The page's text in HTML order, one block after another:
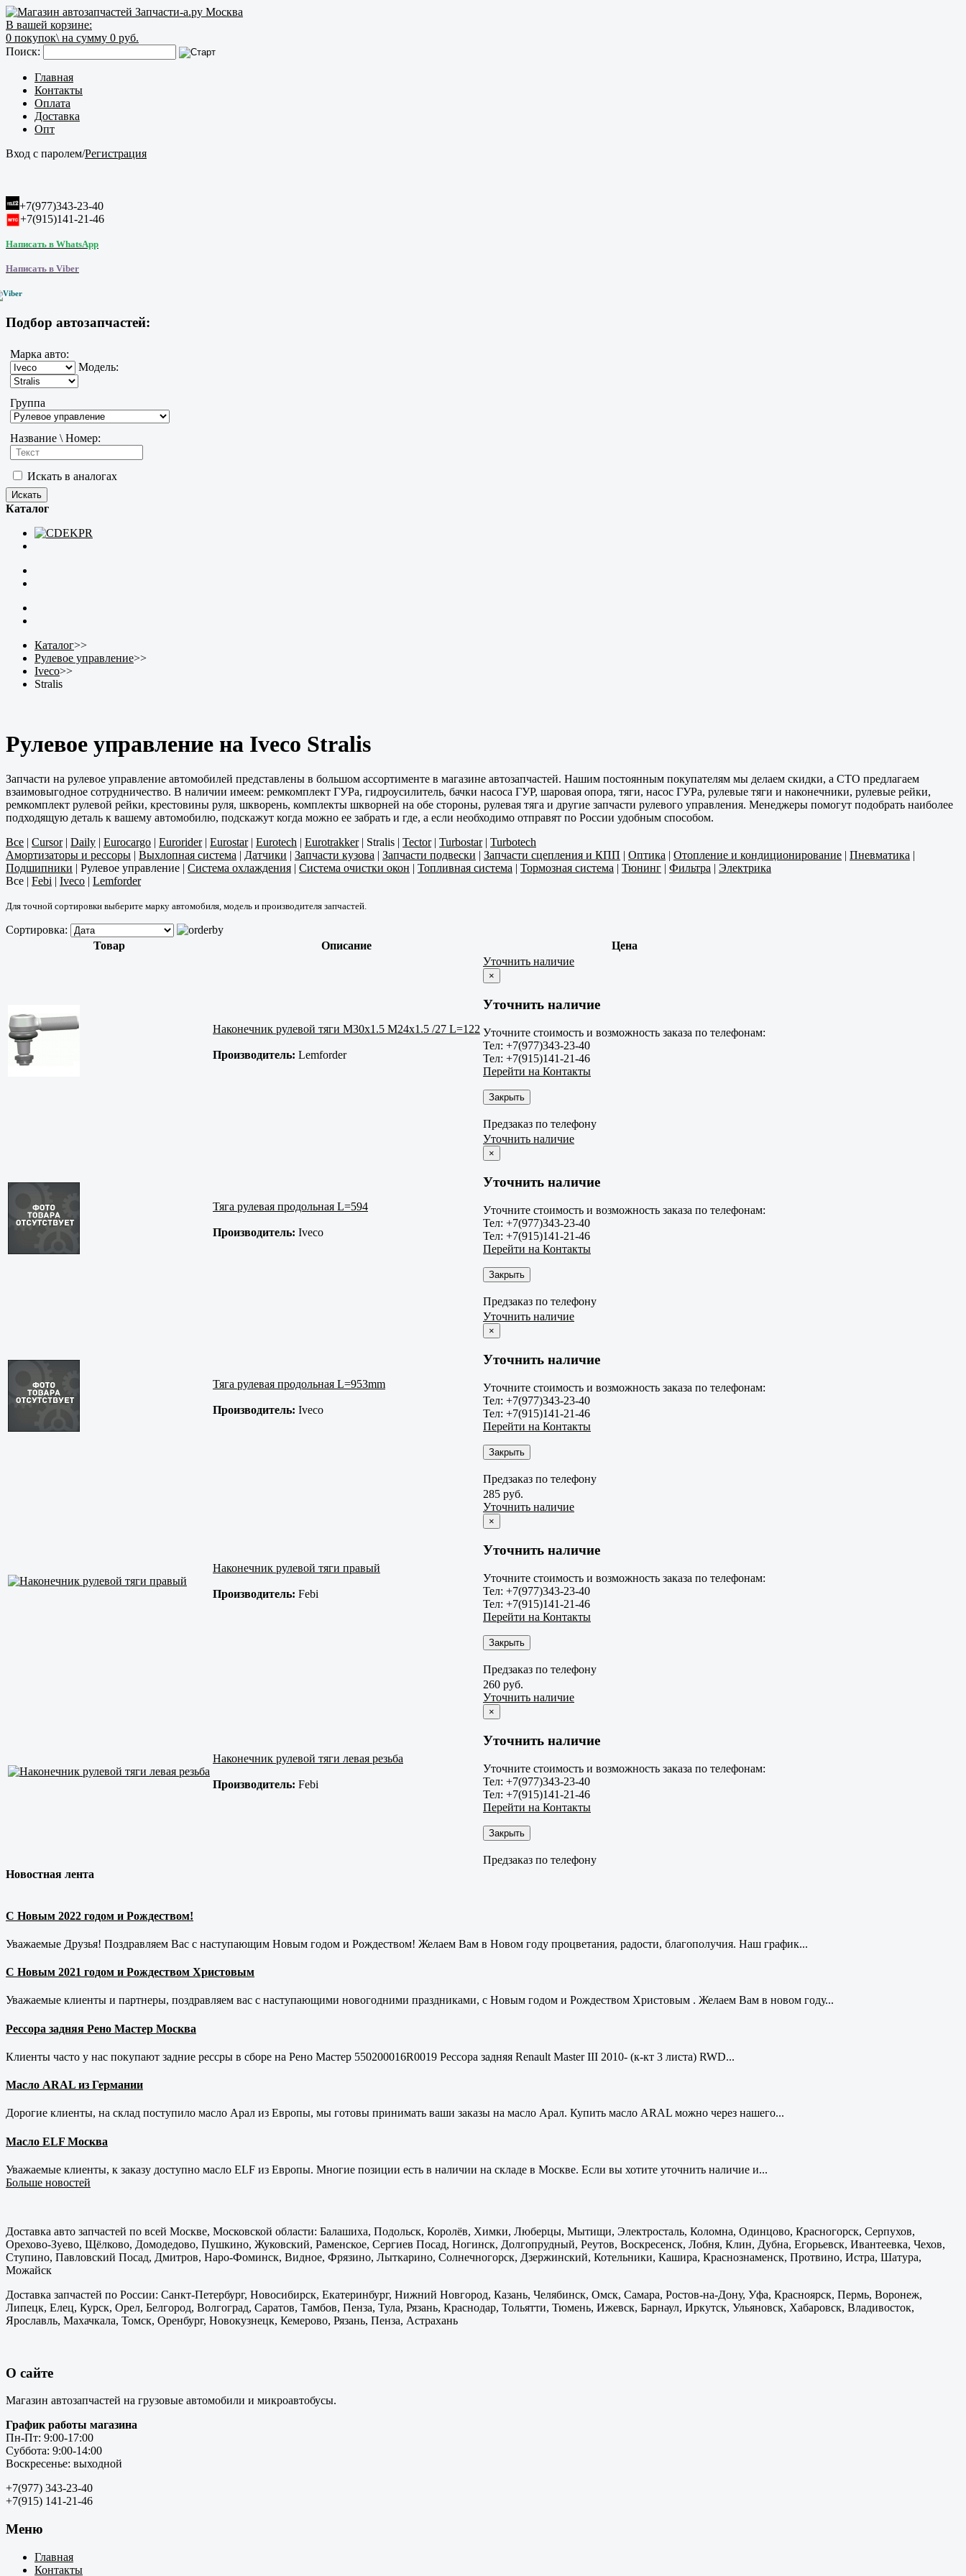
В вашей корзине:
0 покупок\ на сумму 0 руб.
Поиск:
Главная
Контакты
Оплата
Доставка
Опт
Вход с паролем/Регистрация
+7(977)343-23-40
+7(915)141-21-46
Написать в WhatsApp
Написать в Viber
Подбор автозапчастей:
Марка авто:
Модель:
Группа
Название \ Номер:
Искать в аналогах
Каталог
Каталог>>
Рулевое управление>>
Iveco>>
Stralis
Рулевое управление на Iveco Stralis
Запчасти на рулевое управление автомобилей представлены в большом ассортименте в магазине автозапчастей. Нашим постоянным покупателям мы делаем скидки, а СТО предлагаем
взаимовыгодное сотрудничество. В наличии имеем: ремкомплект ГУРа, гидроусилитель, бачки насоса ГУР, шаровая опора, тяги, насос ГУРа, рулевые тяги и наконечники, рулевые рейки,
ремкомплект рулевой рейки, крестовины руля, шкворень, комплекты шкворней на обе стороны, рулевая тяга и другие запчасти рулевого управления. Менеджеры помогут подобрать наиболее
подходящую деталь к вашему автомобилю, подскажут когда можно ее забрать и где, а если необходимо отправят по России удобным способом.
Все | Cursor| Daily | Eurocargo | Eurorider| Eurostar| Eurotech | Eurotrakker| Stralis | Tector| Turbostar| Turbotech
Амортизаторы и рессоры | Выхлопная система | Датчики | Запчасти кузова | Запчасти подвески | Запчасти сцепления и КПП | Оптика | Отопление и кондиционирование | Пневматика |
Подшипники | Рулевое управление | Система охлаждения | Система очистки окон | Топливная система | Тормозная система | Тюнинг | Фильтра | Электрика
Все | Febi | Iveco | Lemforder
Для точной сортировки выберите марку автомобиля, модель и производителя запчастей.
Сортировка:
Товар
Описание Цена
Наконечник рулевой тяги M30x1.5 M24x1.5 /27 L=122
Производитель: Lemforder
Уточнить наличие
×
Уточнить наличие
Уточните стоимость и возможность заказа по телефонам:
Тел: +7(977)343-23-40
Тел: +7(915)141-21-46
Перейти на Контакты
Закрыть
Предзаказ по телефону
Тяга рулевая продольная L=594
Производитель: Iveco
Уточнить наличие
×
Уточнить наличие
Уточните стоимость и возможность заказа по телефонам:
Тел: +7(977)343-23-40
Тел: +7(915)141-21-46
Перейти на Контакты
Закрыть
Предзаказ по телефону
Тяга рулевая продольная L=953mm
Производитель: Iveco
Уточнить наличие
×
Уточнить наличие
Уточните стоимость и возможность заказа по телефонам:
Тел: +7(977)343-23-40
Тел: +7(915)141-21-46
Перейти на Контакты
Закрыть
Предзаказ по телефону
Наконечник рулевой тяги правый
Производитель: Febi
285 руб.
Уточнить наличие
×
Уточнить наличие
Уточните стоимость и возможность заказа по телефонам:
Тел: +7(977)343-23-40
Тел: +7(915)141-21-46
Перейти на Контакты
Закрыть
Предзаказ по телефону
Наконечник рулевой тяги левая резьба
Производитель: Febi
260 руб.
Уточнить наличие
×
Уточнить наличие
Уточните стоимость и возможность заказа по телефонам:
Тел: +7(977)343-23-40
Тел: +7(915)141-21-46
Перейти на Контакты
Закрыть
Предзаказ по телефону
Новостная лента
С Новым 2022 годом и Рождеством!
Уважаемые Друзья! Поздравляем Вас с наступающим Новым годом и Рождеством! Желаем Вам в Новом году процветания, радости, благополучия. Наш график...
С Новым 2021 годом и Рождеством Христовым
Уважаемые клиенты и партнеры, поздравляем вас с наступающими новогодними праздниками, с Новым годом и Рождеством Христовым . Желаем Вам в новом году...
Рессора задняя Рено Мастер Москва
Клиенты часто у нас покупают задние рессры в сборе на Рено Мастер 550200016R0019 Рессора задняя Renault Master III 2010- (к-кт 3 листа) RWD...
Масло ARAL из Германии
Дорогие клиенты, на склад поступило масло Арал из Европы, мы готовы принимать ваши заказы на масло Арал. Купить масло ARAL можно через нашего...
Масло ELF Москва
Уважаемые клиенты, к заказу доступно масло ELF из Европы. Многие позиции есть в наличии на складе в Москве. Если вы хотите уточнить наличие и...
Больше новостей
Доставка авто запчастей по всей Москве, Московской области: Балашиха, Подольск, Королёв, Химки, Люберцы, Мытищи, Электросталь, Коломна, Одинцово, Красногорск, Серпухов,
Орехово-Зуево, Щёлково, Домодедово, Пушкино, Жуковский, Раменское, Сергиев Посад, Ногинск, Долгопрудный, Реутов, Воскресенск, Лобня, Клин, Дубна, Егорьевск, Ивантеевка, Чехов,
Ступино, Павловский Посад, Дмитров, Наро-Фоминск, Видное, Фрязино, Лыткарино, Солнечногорск, Дзержинский, Котельники, Кашира, Краснознаменск, Протвино, Истра, Шатура,
Можайск
Доставка запчастей по России: Санкт-Петербург, Новосибирск, Екатеринбург, Нижний Новгород, Казань, Челябинск, Омск, Самара, Ростов-на-Дону, Уфа, Красноярск, Пермь, Воронеж,
Липецк, Елец, Курск, Орел, Белгород, Волгоград, Саратов, Тамбов, Пенза, Тула, Рязань, Краснодар, Тольятти, Тюмень, Ижевск, Барнаул, Иркутск, Ульяновск, Хабаровск, Владивосток,
Ярославль, Махачкала, Томск, Оренбург, Новокузнецк, Кемерово, Рязань, Пенза, Астрахань
О сайте
Магазин автозапчастей на грузовые автомобили и микроавтобусы.
График работы магазина
Пн-Пт: 9:00-17:00
Суббота: 9:00-14:00
Воскресенье: выходной
+7(977) 343-23-40
+7(915) 141-21-46
Меню
Главная
Контакты